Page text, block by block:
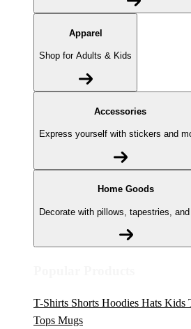
Apparel
Shop for Adults & Kids
Accessories
Express yourself with stickers and
Home Goods
Decorate with pillows, tapestries,
T-Shirts Shorts Hoodies Hats Kids
Tops Mugs